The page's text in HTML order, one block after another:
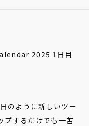
2025 1日目
のように新しいツー
プするだけでも一苦